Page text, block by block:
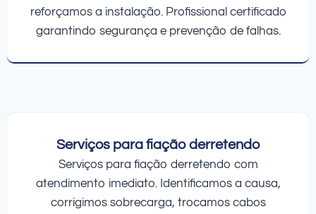
reforçamos a instalação. Profissional certificado
garantindo segurança e prevenção de falhas.
Serviços para fiação derretendo
Serviços para fiação derretendo com
atendimento imediato. Identificamos a causa,
corrigimos sobrecarga, trocamos cabos